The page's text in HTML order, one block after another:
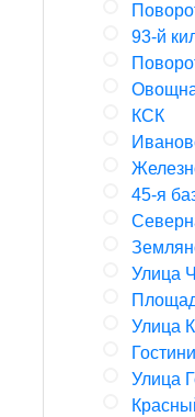
93-й
КСК
45-я
Улица
Улица
Улица